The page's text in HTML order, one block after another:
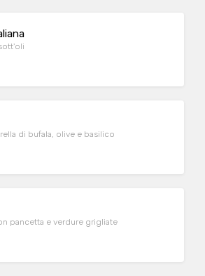
di bufala, olive e basilico
pancetta e verdure grigliate